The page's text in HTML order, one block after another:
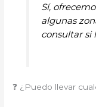
Sí,
algunas
consultar si
❓ ¿Puedo llevar